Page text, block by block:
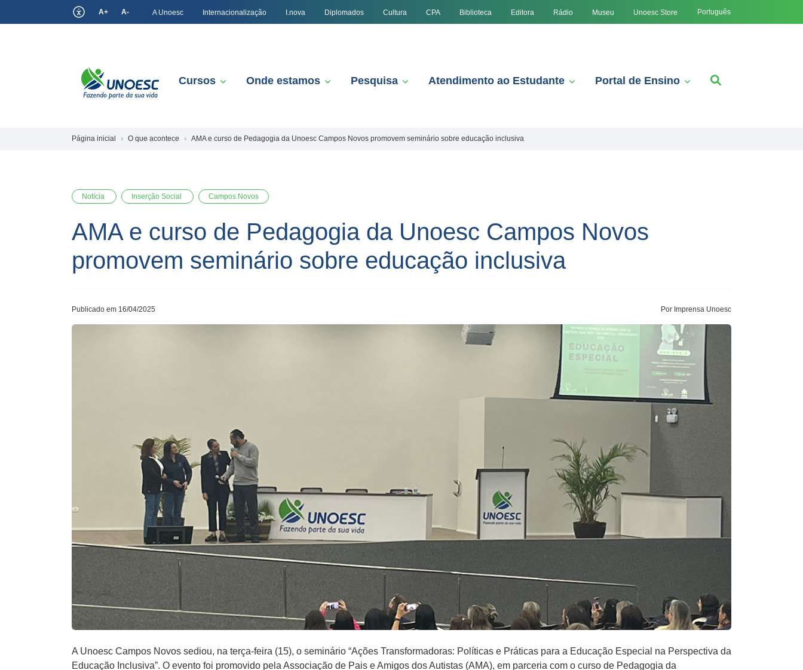
A+ A- A Unoesc Internacionalização I.nova Diplomados Cultura CPA Biblioteca Editora Rádio Museu Unoesc Store Português
Cursos Onde estamos Pesquisa Atendimento ao Estudante Portal de Ensino
Página inicial O que acontece AMA e curso de Pedagogia da Unoesc Campos Novos promovem seminário sobre educação inclusiva
Notícia Inserção Social Campos Novos
AMA e curso de Pedagogia da Unoesc Campos Novos
promovem seminário sobre educação inclusiva
Publicado em 16/04/2025 Por Imprensa Unoesc
A Unoesc Campos Novos sediou, na terça-feira (15), o seminário “Ações Transformadoras: Políticas e Práticas para a Educação Especial na Perspectiva da
Educação Inclusiva”. O evento foi promovido pela Associação de Pais e Amigos dos Autistas (AMA), em parceria com o curso de Pedagogia da